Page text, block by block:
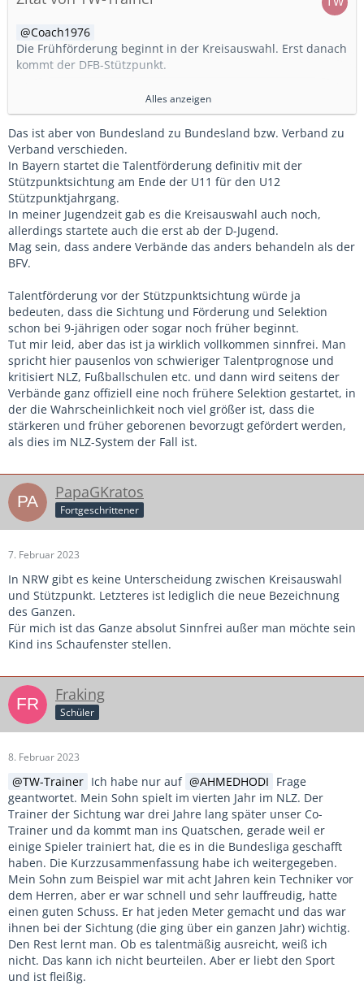
Coach1976
Die Frühförderung beginnt in der Kreisauswahl. Erst danach
kommt der DFB-Stützpunkt.
Das liegt daran, dass es die Kreisauswahlen (früher auch
noch die Bezirksauswahlen) schon vor der Einführung der
DFB-Stützpunkte gab. Da hat man sich dann darauf
verständigt, dass die Frühförderung in der Kreisauswahl
stattfindet.
Weil es eine zusätzliche Maßnahme zum Heimatverein ist,
die bei den Jungen 1 x wöchentlich und bei den Mädchen in
aller Regel 14-tätig stattfindet, läßt es sich ganz gut
organisieren. Aber genau wie auf den DFB-Stützpunkten
gibt es in den Kreisauswahlen jährlich etwa 4
getrennt nach Jungen- und Mädchenteams gegeneinander
antreten.
Weil es derzeit noch nicht Thema ist, lasse ich das mal
lieber mit den teils sich überlappenden Fördermaßnahmen.
Es ist ja ohnehin nur für einige wenige von Bedeutung.
Alles anzeigen
Das ist aber von Bundesland zu Bundesland bzw. Verband zu
Verband verschieden.
In Bayern startet die Talentförderung definitiv mit der
Stützpunktsichtung am Ende der U11 für den U12
Stützpunktjahrgang.
In meiner Jugendzeit gab es die Kreisauswahl auch noch,
allerdings startete auch die erst ab der D-Jugend.
Mag sein, dass andere Verbände das anders behandeln als der
BFV.
Talentförderung vor der Stützpunktsichtung würde ja
bedeuten, dass die Sichtung und Förderung und Selektion
schon bei 9-jährigen oder sogar noch früher beginnt.
Tut mir leid, aber das ist ja wirklich vollkommen sinnfrei. Man
spricht hier pausenlos von schwieriger Talentprognose und
kritisiert NLZ, Fußballschulen etc. und dann wird seitens der
Verbände ganz offiziell eine noch frühere Selektion gestartet, in
der die Wahrscheinlichkeit noch viel größer ist, dass die
stärkeren und früher geborenen bevorzugt gefördert werden,
als dies im NLZ-System der Fall ist.
PapaGKratos
Fortgeschrittener
7. Februar 2023
In NRW gibt es keine Unterscheidung zwischen Kreisauswahl
und Stützpunkt. Letzteres ist lediglich die neue Bezeichnung
des Ganzen.
Für mich ist das Ganze absolut Sinnfrei außer man möchte sein
Kind ins Schaufenster stellen.
Fraking
Schüler
8. Februar 2023
TW-Trainer Ich habe nur auf AHMEDHODI Frage
geantwortet. Mein Sohn spielt im vierten Jahr im NLZ. Der
Trainer der Sichtung war drei Jahre lang später unser Co-
Trainer und da kommt man ins Quatschen, gerade weil er
einige Spieler trainiert hat, die es in die Bundesliga geschafft
haben. Die Kurzzusammenfassung habe ich weitergegeben.
Mein Sohn zum Beispiel war mit acht Jahren kein Techniker vor
dem Herren, aber er war schnell und sehr lauffreudig, hatte
einen guten Schuss. Er hat jeden Meter gemacht und das war
ihnen bei der Sichtung (die ging über ein ganzen Jahr) wichtig.
Den Rest lernt man. Ob es talentmäßig ausreicht, weiß ich
nicht. Das kann ich nicht beurteilen. Aber er liebt den Sport
und ist fleißig.